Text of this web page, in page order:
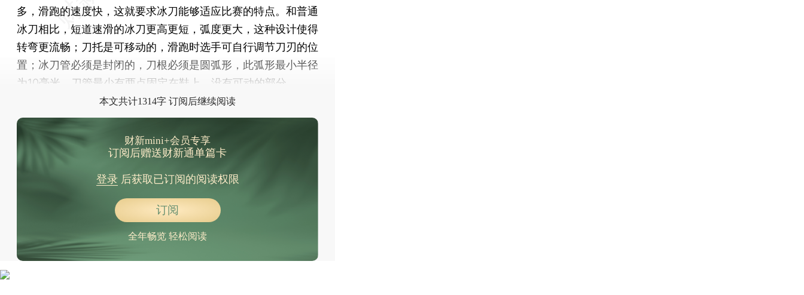
多，滑跑的速度快，这就要求冰刀能够适应比赛的特点。和普通
冰刀相比，短道速滑的冰刀更高更短，弧度更大，这种设计使得
转弯更流畅；刀托是可移动的，滑跑时选手可自行调节刀刃的位
置；冰刀管必须是封闭的，刀根必须是圆弧形，此弧形最小半径
为10毫米。刀管最少有两点固定在鞋上，没有可动的部分。
本文共计1314字 订阅后继续阅读
财新mini+会员专享
订阅后赠送财新通单篇卡
登录后获取已订阅的阅读权限
订阅
全年畅览 轻松阅读